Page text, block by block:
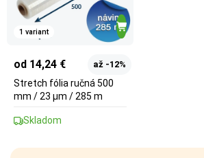
1 variant
od 14,24 € až -12%
Stretch fólia ručná 500
mm / 23 µm / 285 m
Skladom